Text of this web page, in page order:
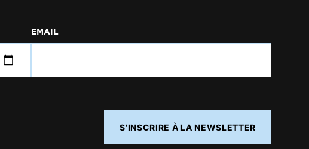
EMAIL
S'INSCRIRE À LA NEWSLETTER